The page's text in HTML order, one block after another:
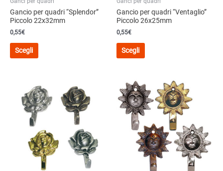
prodotto
Gancio per quadri “Splendor”
Piccolo 22x32mm
0,55€
Scegli
Questo
varianti.
Le
opzioni
essere
scelte
nella
pagina
Gancio per quadri “Ventaglio”
Piccolo 26x25mm
0,55€
Scegli
Questo
varianti.
Le
opzioni
possono
essere
scelte
nella
pagina